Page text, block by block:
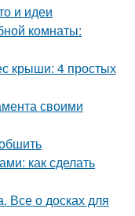
и идеи
комнаты:
крыши: 4 простых
своими
как сделать
Все о досках для